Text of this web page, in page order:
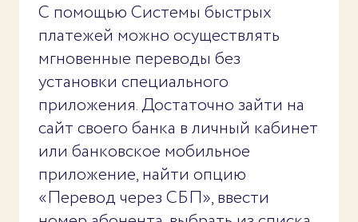
С помощью Системы быстрых
платежей можно осуществлять
мгновенные переводы без
установки специального
приложения. Достаточно зайти на
сайт своего банка в личный кабинет
или банковское мобильное
приложение, найти опцию
«Перевод через СБП», ввести